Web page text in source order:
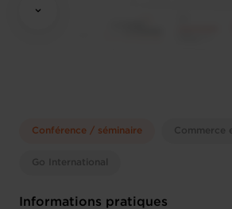
Conférence / séminaire Commerce
Go International
Informations pratiques